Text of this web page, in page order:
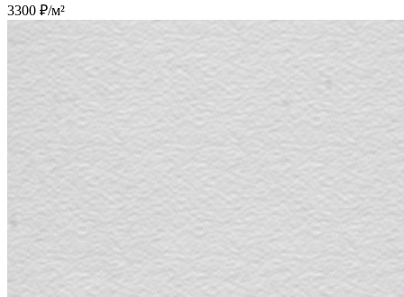
3300 ₽/м²